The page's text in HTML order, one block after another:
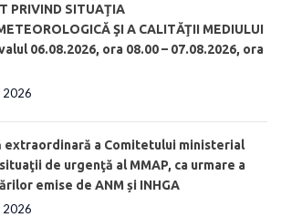
PRIVIND SITUAŢIA
ŞI A CALITĂŢII MEDIULUI
06.08.2026, ora 08.00 – 07.08.2026, ora
2026
extraordinară a Comitetului ministerial
de urgenţă al MMAP, ca urmare a
emise de ANM și INHGA
2026